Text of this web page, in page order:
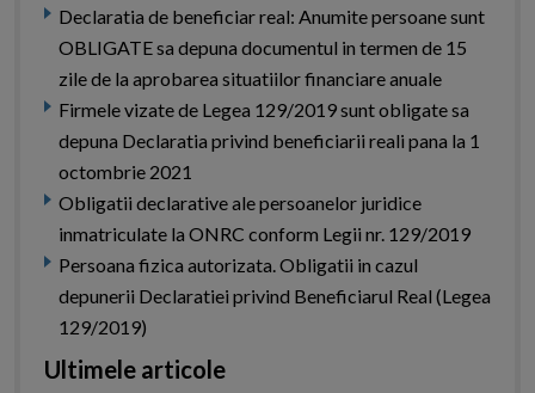
Declaratia de beneficiar real: Anumite persoane sunt
OBLIGATE sa depuna documentul in termen de 15
zile de la aprobarea situatiilor financiare anuale
Firmele vizate de Legea 129/2019 sunt obligate sa
depuna Declaratia privind beneficiarii reali pana la 1
octombrie 2021
Obligatii declarative ale persoanelor juridice
inmatriculate la ONRC conform Legii nr. 129/2019
Persoana fizica autorizata. Obligatii in cazul
depunerii Declaratiei privind Beneficiarul Real (Legea
129/2019)
Ultimele articole